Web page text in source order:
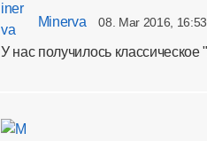
Minerva 08. Mar 2016, 16:53
У нас получилось